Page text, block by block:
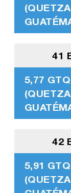
41
5,77 GTQ
42
5,91 GTQ